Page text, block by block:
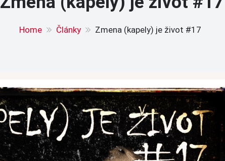
Home Články Zmena (kapely) je život #17